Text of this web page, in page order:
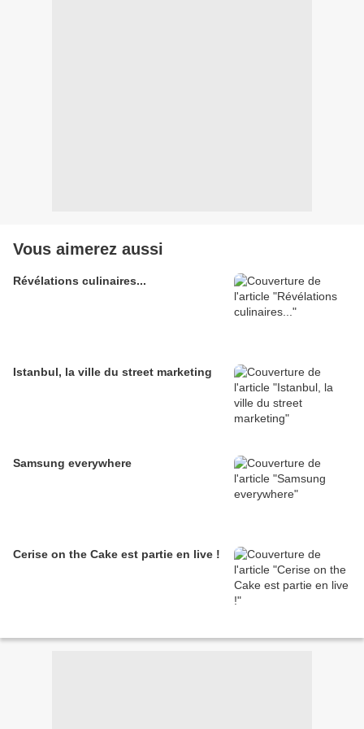
Vous aimerez aussi
Révélations culinaires...
Istanbul, la ville du street marketing
Samsung everywhere
Cerise on the Cake est partie en live !